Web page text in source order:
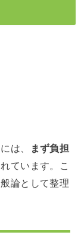
は、
まず負担
ています。こ
論として整理